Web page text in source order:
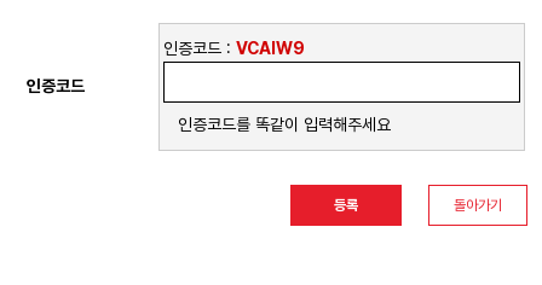
인증코드
인증코드 : VCAIW9
인증코드를 똑같이 입력해주세요
돌아가기